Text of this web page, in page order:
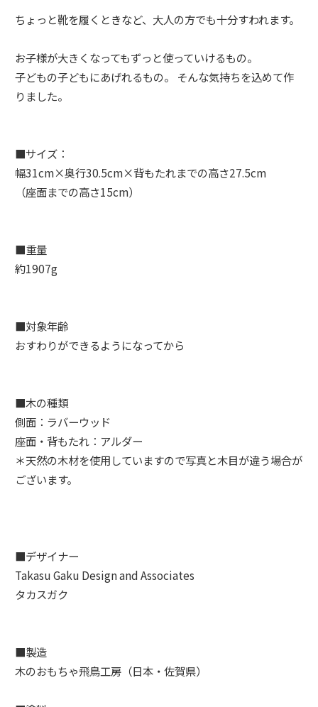
ちょっと靴を履くときなど、大人の方でも十分すわれます。
お子様が大きくなってもずっと使っていけるもの。
子どもの子どもにあげれるもの。 そんな気持ちを込めて作
りました。
■サイズ：
幅31cm×奥行30.5cm×背もたれまでの高さ27.5cm
（座面までの高さ15cm）
■重量
約1907g
■対象年齢
おすわりができるようになってから
■木の種類
側面：ラバーウッド
座面・背もたれ：アルダー
＊天然の木材を使用していますので写真と木目が違う場合が
ございます。
■デザイナー
Takasu Gaku Design and Associates
タカスガク
■製造
木のおもちゃ飛鳥工房（日本・佐賀県）